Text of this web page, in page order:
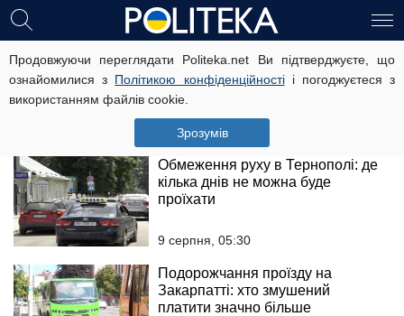
Продовжуючи переглядати Politeka.net Ви підтверджуєте, що
ознайомилися з Політикою конфіденційностіі погоджуєтеся з
використанням файлів cookie.
Зрозумів
Обмеження руху в Києві: де на
містян чекають незручності
9 серпня, 12:30
Обмеження руху в Тернополі: де
кілька днів не можна буде
проїхати
9 серпня, 05:30
Подорожчання проїзду на
Закарпатті: хто змушений
платити значно більше